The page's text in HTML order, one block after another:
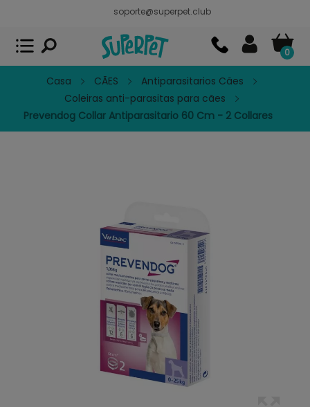
soporte@superpet.club
0
Casa CÃES
Antiparasitarios Cães
Coleiras anti-parasitas para cães
Prevendog Collar Antiparasitario 60 Cm - 2 Collares
Superpet, comida para mascotas
APP GRATIS - En Google Play